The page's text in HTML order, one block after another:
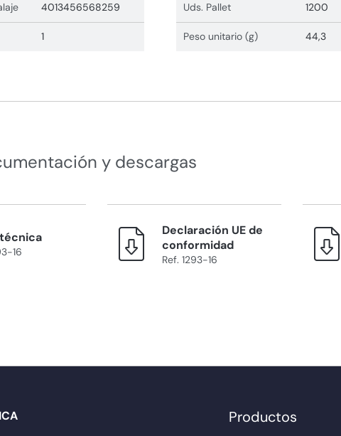
4013456568259
1
Uds. Pallet 1200
Peso unitario (g) 44,3
y descargas
16
Declaración UE de
conformidad
Ref. 1293-16
Productos